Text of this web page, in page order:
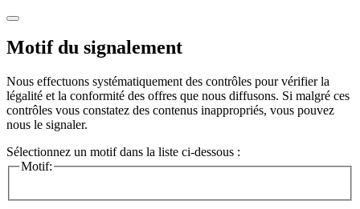
Motif du signalement
Nous effectuons systématiquement des contrôles pour vérifier la
légalité et la conformité des offres que nous diffusons. Si malgré ces
contrôles vous constatez des contenus inappropriés, vous pouvez
nous le signaler.
Sélectionnez un motif dans la liste ci-dessous :
Motif: